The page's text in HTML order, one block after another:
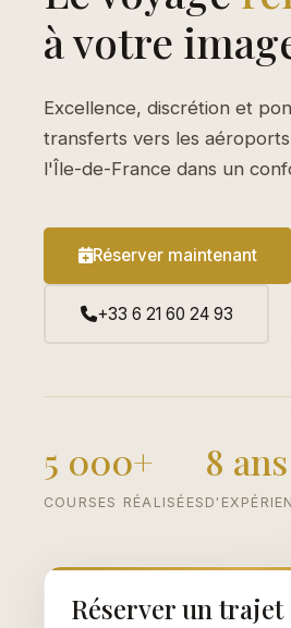
à votre
Excellence, discrétion et
transferts vers les
l'Île-de-France dans un
Réserver maintenant
+33 6 21 60 24 93
5 000+
COURSES RÉALISÉES
8 ans
Réserver un trajet